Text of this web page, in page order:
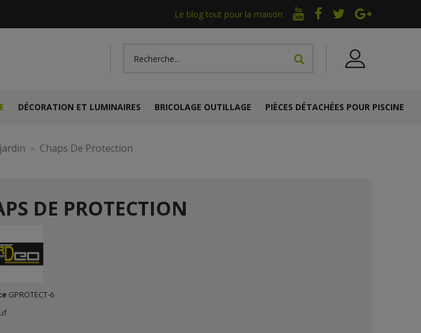
Le blog tout pour la maison
DÉCORATION ET LUMINAIRES BRICOLAGE OUTILLAGE PIÈCES DÉTACHÉES POUR PISCINE
Chaps De Protection
DE PROTECTION
GPROTECT-6